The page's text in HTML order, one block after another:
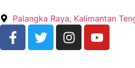
Palangka Raya, Kalimantan